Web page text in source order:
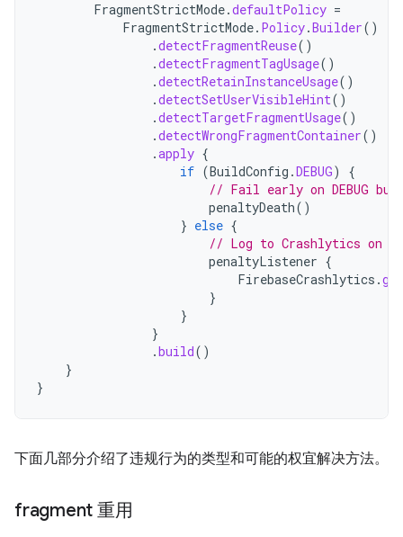
FragmentStrictMode.defaultPolicy =
FragmentStrictMode. Policy.Builder()
.detectFragmentReuse()
.detectFragmentTagUsage()
.detectRetainInstanceUsage()
.detectSetUserVisibleHint()
.detectTargetFragmentUsage()
.detectWrongFragmentContainer()
.apply {
if (BuildConfig .DEBUG)
{
// Fail early on DEBUG
penaltyDeath()
} else {
// Log to Crashlytics on
penaltyListener {
FirebaseCrashlytics .
}
}
}
.build()
}
}
下面几部分介绍了违规行为的类型和可能的权宜解决方法。
fragment 重用